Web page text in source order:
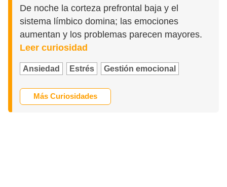
De noche la corteza prefrontal baja y el
sistema límbico domina; las emociones
aumentan y los problemas parecen mayores.
Leer curiosidad
Ansiedad Estrés Gestión emocional
Más Curiosidades